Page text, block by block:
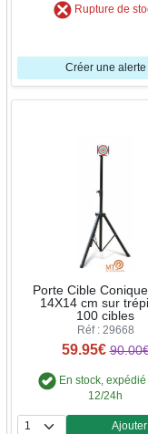
Rupture de
Créer une alerte
Porte Cible
14X14 cm sur
100 cibles
Réf : 29668
59.95€
En stock,
12/24h
Ajouter